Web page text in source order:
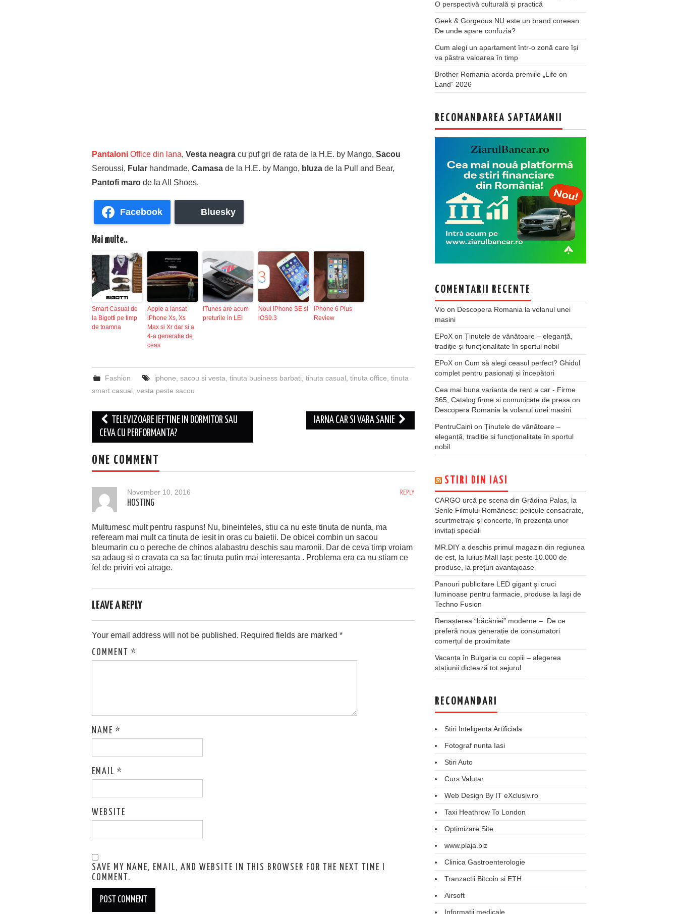
Pantaloni Office din lana, Vesta neagra cu puf gri de rata de la H.E. by Mango, Sacou
Seroussi, Fular handmade, Camasa de la H.E. by Mango, bluza de la Pull and Bear,
Pantofi maro de la All Shoes.
Facebook Bluesky
Mai multe..
Smart Casual de
la Bigotti pe timp
de toamna
Apple a lansat
iPhone Xs, Xs
Max si Xr dar si a
4-a generatie de
ceas
iTunes are acum
preturile in LEI
Noul iPhone SE si
iOS9.3
iPhone 6 Plus
Review
Fashion iphone, sacou si vesta, tinuta business barbati, tinuta casual, tinuta office, tinuta
smart casual, vesta peste sacou
Post
navigation
TELEVIZOARE IEFTINE IN DORMITOR SAU
CEVA CU PERFORMANTA?
IARNA CAR SI VARA SANIE
ONE COMMENT
REPLY
November 10, 2016
HOSTING
Multumesc mult pentru raspuns! Nu, bineinteles, stiu ca nu este tinuta de nunta, ma
refeream mai mult ca tinuta de iesit in oras cu baietii. De obicei combin un sacou
bleumarin cu o pereche de chinos alabastru deschis sau maronii. Dar de ceva timp vroiam
sa adaug si o cravata ca sa fac tinuta putin mai interesanta . Problema era ca nu stiam ce
fel de priviri voi atrage.
LEAVE A REPLY
Your email address will not be published. Required fields are marked *
COMMENT *
NAME *
EMAIL *
WEBSITE
SAVE MY NAME, EMAIL, AND WEBSITE IN THIS BROWSER FOR THE NEXT TIME I
COMMENT.
O perspectivă culturală și practică
Geek & Gorgeous NU este un brand coreean.
De unde apare confuzia?
Cum alegi un apartament într-o zonă care își
va păstra valoarea în timp
Brother Romania acorda premiile „Life on
Land” 2026
RECOMANDAREA SAPTAMANII
COMENTARII RECENTE
Vio on Descopera Romania la volanul unei
masini
EPoX on Ținutele de vânătoare – eleganță,
tradiție și funcționalitate în sportul nobil
EPoX on Cum să alegi ceasul perfect? Ghidul
complet pentru pasionați și începători
Cea mai buna varianta de rent a car - Firme
365, Catalog firme si comunicate de presa on
Descopera Romania la volanul unei masini
PentruCaini on Ținutele de vânătoare –
eleganță, tradiție și funcționalitate în sportul
nobil
STIRI DIN IASI
CARGO urcă pe scena din Grădina Palas, la
Serile Filmului Românesc: pelicule consacrate,
scurtmetraje și concerte, în prezența unor
invitați speciali
MR.DIY a deschis primul magazin din regiunea
de est, la Iulius Mall Iași: peste 10.000 de
produse, la prețuri avantajoase
Panouri publicitare LED gigant şi cruci
luminoase pentru farmacie, produse la Iaşi de
Techno Fusion
Renașterea “băcăniei” moderne – De ce
preferă noua generație de consumatori
comerțul de proximitate
Vacanța în Bulgaria cu copiii – alegerea
stațiunii dictează tot sejurul
RECOMANDARI
Stiri Inteligenta Artificiala
Fotograf nunta Iasi
Stiri Auto
Curs Valutar
Web Design By IT eXclusiv.ro
Taxi Heathrow To London
Optimizare Site
www.plaja.biz
Clinica Gastroenterologie
Tranzactii Bitcoin si ETH
Airsoft
Informatii medicale